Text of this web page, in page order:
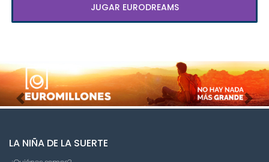
JUGAR EURODREAMS
Imagen anterior
LA NIÑA DE LA SUERTE